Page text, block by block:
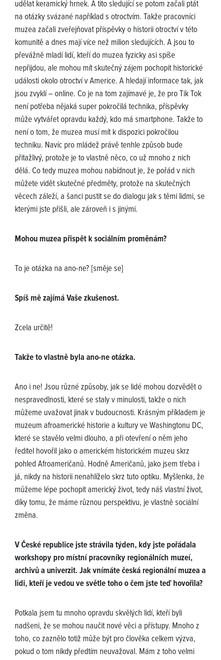
udělat keramický hrnek. A tito sledující se potom začali ptát
na otázky svázané například s otroctvím. Takže pracovníci
muzea začali zveřejňovat příspěvky o historii otroctví v této
komunitě a dnes mají více než milion sledujících. A jsou to
převážně mladí lidí, kteří do muzea fyzicky asi spíše
nepřijdou, ale mohou mít skutečný zájem pochopit historické
události okolo otroctví v Americe. A hledají informace tak, jak
jsou zvyklí – online. Co je na tom zajímavé je, že pro Tik Tok
není potřeba nějaká super pokročilá technika, příspěvky
může vytvářet opravdu každý, kdo má smartphone. Takže to
není o tom, že muzea musí mít k dispozici pokročilou
techniku. Navíc pro mládež právě tenhle způsob bude
přitažlivý, protože je to vlastně něco, co už mnoho z nich
dělá. Co tedy muzea mohou nabídnout je, že pořád v nich
můžete vidět skutečné předměty, protože na skutečných
věcech záleží, a šanci pustit se do dialogu jak s těmi lidmi, se
kterými jste přišli, ale zároveň i s jinými.
Mohou muzea přispět k sociálním proměnám?
To je otázka na ano-ne? [směje se]
Spíš mě zajímá Vaše zkušenost.
Zcela určitě!
Takže to vlastně byla ano-ne otázka.
Ano i ne! Jsou různé způsoby, jak se lidé mohou dozvědět o
nespravedlnosti, které se staly v minulosti, takže o nich
můžeme uvažovat jinak v budoucnosti. Krásným příkladem je
muzeum afroamerické historie a kultury ve Washingtonu DC,
které se stavělo velmi dlouho, a při otevření o něm jeho
ředitel hovořil jako o americkém historickém muzeu skrz
pohled Afroameričanů. Hodně Američanů, jako jsem třeba i
já, nikdy na historii nenahlíželo skrz tuto optiku. Myšlenka, že
můžeme lépe pochopit americký život, tedy náš vlastní život,
díky tomu, že máme různou perspektivu, je vlastně sociální
změna.
V České republice jste strávila týden, kdy jste pořádala
workshopy pro místní pracovníky regionálních muzeí,
archivů a univerzit. Jak vnímáte česká regionální muzea a
lidi, kteří je vedou ve světle toho o čem jste teď hovořila?
Potkala jsem tu mnoho opravdu skvělých lidí, kteří byli
nadšeni, že se mohou naučit nové věci a přístupy. Mnoho z
toho, co zaznělo totiž může být pro člověka celkem výzva,
pokud o tom nikdy předtím neuvažoval. Mám z toho velmi